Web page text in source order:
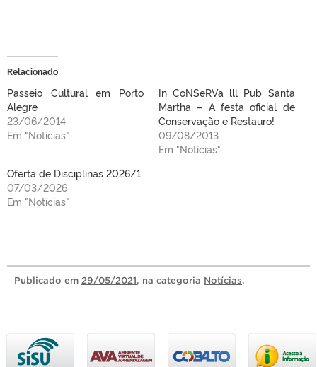
Relacionado
Passeio Cultural em Porto
Alegre
23/06/2014
Em "Notícias"
In CoNSeRVa lll Pub Santa
Martha – A festa oficial de
Conservação e Restauro!
09/08/2013
Em "Notícias"
Oferta de Disciplinas 2026/1
07/03/2026
Em "Notícias"
Publicado em 29/05/2021, na categoria Notícias.